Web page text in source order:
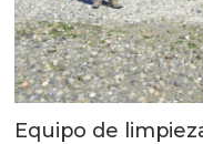
Equipo de